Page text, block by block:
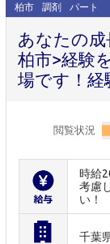
柏市 調剤 パート
あなたの
柏市>経験
場です！
閲覧状況
時給
考慮
い！
千葉